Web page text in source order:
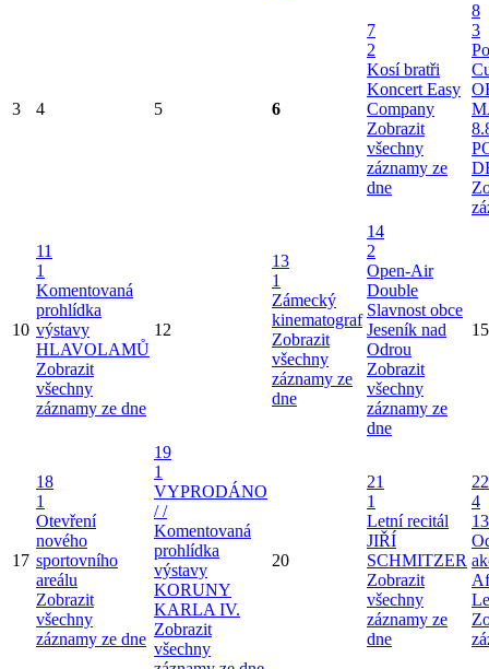
3 4 5 6
7
2
Kosí bratři
Koncert Easy
Company
Zobrazit
všechny
záznamy ze
dne
8
3
10
11
1
Komentovaná
prohlídka
výstavy
HLAVOLAMŮ
Zobrazit
všechny
záznamy ze dne
12
13
1
Zámecký
kinematograf
Zobrazit
všechny
záznamy ze
dne
14
2
Open-Air
Double
Slavnost obce
Jeseník nad
Odrou
Zobrazit
všechny
záznamy ze
dne
15
17
18
1
Otevření
nového
sportovního
areálu
Zobrazit
všechny
záznamy ze dne
19
1
VYPRODÁNO
/ /
Komentovaná
prohlídka
výstavy
KORUNY
KARLA IV.
Zobrazit
všechny
20
21
1
Letní recitál
JIŘÍ
SCHMITZER
Zobrazit
všechny
záznamy ze
dne
22
4